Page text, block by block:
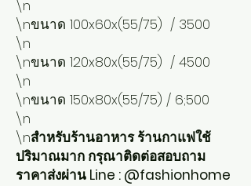
\n
\nขนาด 100x60x(55/75)  / 3500
\n
\nขนาด 120x80x(55/75)  / 4500
\n
\nขนาด 150x80x(55/75) / 6;500
\n
\nสำหรับร้านอาหาร ร้านกาแฟใช้
ปริมาณมาก กรุณาติดต่อสอบถาม
ราคาส่งผ่าน Line : @fashionhome